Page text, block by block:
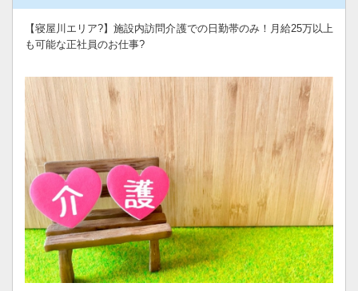
【寝屋川エリア?】施設内訪問介護での日勤帯のみ！月給25万以上
も可能な正社員のお仕事?